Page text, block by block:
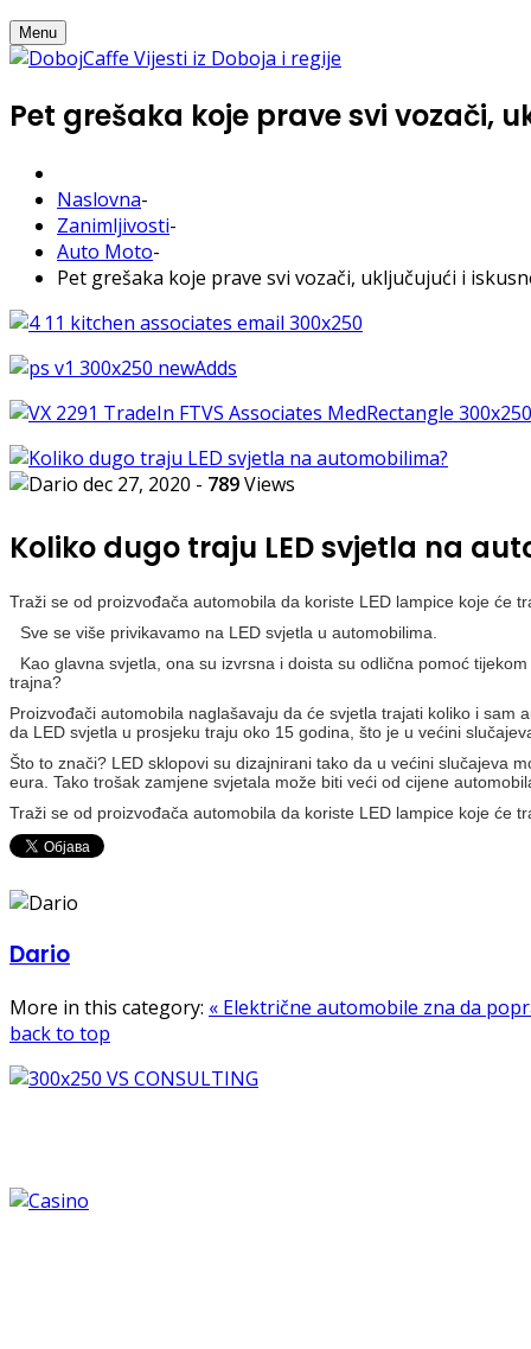
Menu
Pet grešaka koje prave svi vozači,
Naslovna-
Zanimljivosti-
Auto Moto-
Pet grešaka koje prave svi vozači, uključujući i
dec 27, 2020 - 789Views
Koliko dugo traju LED svjetla na
Traži se od proizvođača automobila da koriste LED lampice koje će
Sve se više privikavamo na LED svjetla u automobilima.
Kao glavna svjetla, ona su izvrsna i doista su odlična pomoć
trajna?
Proizvođači automobila naglašavaju da će svjetla trajati koliko i
da LED svjetla u prosjeku traju oko 15 godina, što je u većini
Što to znači? LED sklopovi su dizajnirani tako da u većini slučajeva
eura. Tako trošak zamjene svjetala može biti veći od cijene
Traži se od proizvođača automobila da koriste LED lampice koje će
Dario
More in this category: « Električne automobile zna da
back to top